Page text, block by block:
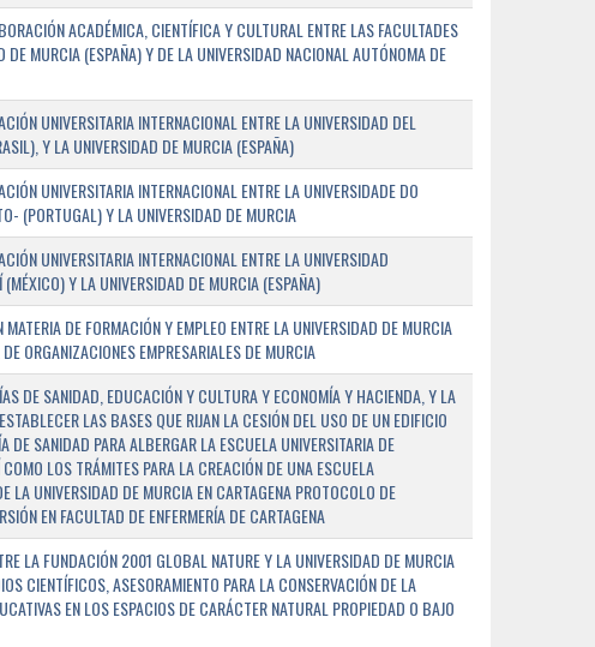
ACADÉMICA, CIENTÍFICA Y CULTURAL ENTRE LAS FACULTADES
DE MURCIA (ESPAÑA) Y DE LA UNIVERSIDAD NACIONAL AUTÓNOMA DE
UNIVERSITARIA INTERNACIONAL ENTRE LA UNIVERSIDAD DEL
Y LA UNIVERSIDAD DE MURCIA (ESPAÑA)
UNIVERSITARIA INTERNACIONAL ENTRE LA UNIVERSIDADE DO
(PORTUGAL) Y LA UNIVERSIDAD DE MURCIA
UNIVERSITARIA INTERNACIONAL ENTRE LA UNIVERSIDAD
Y LA UNIVERSIDAD DE MURCIA (ESPAÑA)
DE FORMACIÓN Y EMPLEO ENTRE LA UNIVERSIDAD DE MURCIA
ORGANIZACIONES EMPRESARIALES DE MURCIA
DE SANIDAD, EDUCACIÓN Y CULTURA Y ECONOMÍA Y HACIENDA, Y LA
LAS BASES QUE RIJAN LA CESIÓN DEL USO DE UN EDIFICIO
DE SANIDAD PARA ALBERGAR LA ESCUELA UNIVERSITARIA DE
LOS TRÁMITES PARA LA CREACIÓN DE UNA ESCUELA
LA UNIVERSIDAD DE MURCIA EN CARTAGENA PROTOCOLO DE
EN FACULTAD DE ENFERMERÍA DE CARTAGENA
LA FUNDACIÓN 2001 GLOBAL NATURE Y LA UNIVERSIDAD DE MURCIA
CIENTÍFICOS, ASESORAMIENTO PARA LA CONSERVACIÓN DE LA
EN LOS ESPACIOS DE CARÁCTER NATURAL PROPIEDAD O BAJO